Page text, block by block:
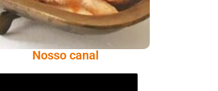
Nosso canal